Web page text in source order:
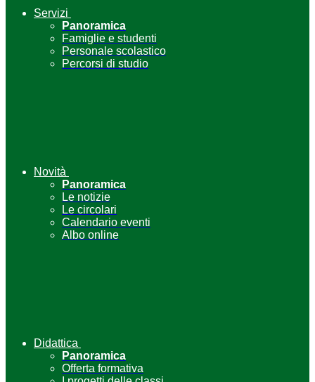
Servizi
Panoramica
Famiglie e studenti
Personale scolastico
Percorsi di studio
Novità
Panoramica
Le notizie
Le circolari
Calendario eventi
Albo online
Didattica
Panoramica
Offerta formativa